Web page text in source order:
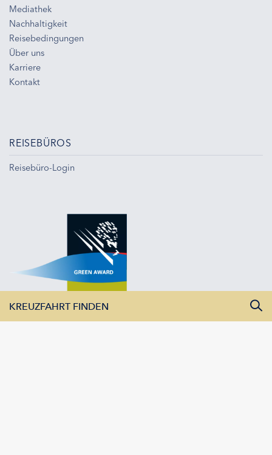
Mediathek
Nachhaltigkeit
Reisebedingungen
Über uns
Karriere
Kontakt
REISEBÜROS
Reisebüro-Login
KREUZFAHRT FINDEN